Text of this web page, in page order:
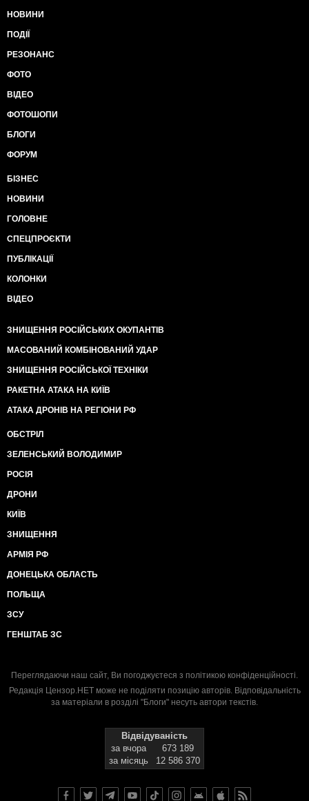
НОВИНИ
ПОДІЇ
РЕЗОНАНС
ФОТО
ВІДЕО
ФОТОШОПИ
БЛОГИ
ФОРУМ
БІЗНЕС
НОВИНИ
ГОЛОВНЕ
СПЕЦПРОЄКТИ
ПУБЛІКАЦІЇ
КОЛОНКИ
ВІДЕО
ЗНИЩЕННЯ РОСІЙСЬКИХ ОКУПАНТІВ
МАСОВАНИЙ КОМБІНОВАНИЙ УДАР
ЗНИЩЕННЯ РОСІЙСЬКОЇ ТЕХНІКИ
РАКЕТНА АТАКА НА КИЇВ
АТАКА ДРОНІВ НА РЕГІОНИ РФ
ОБСТРІЛ
ЗЕЛЕНСЬКИЙ ВОЛОДИМИР
РОСІЯ
ДРОНИ
КИЇВ
ЗНИЩЕННЯ
АРМІЯ РФ
ДОНЕЦЬКА ОБЛАСТЬ
ПОЛЬЩА
ЗСУ
ГЕНШТАБ ЗС
Переглядаючи наш сайт, Ви погоджуєтеся з політикою конфіденційності.
Редакція Цензор.НЕТ може не поділяти позицію авторів. Відповідальність
за матеріали в розділі "Блоги" несуть автори текстів.
Відвідуваність
за вчора
673 189
за місяць
12 586 370